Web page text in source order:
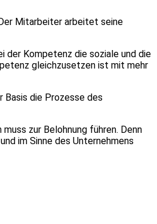
Mitarbeiter arbeitet seine
der Kompetenz die soziale und die
gleichzusetzen ist mit mehr
Basis die Prozesse des
zur Belohnung führen. Denn
im Sinne des Unternehmens